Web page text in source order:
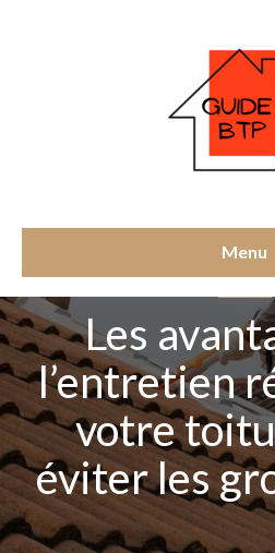
Menu
Les
l’entretien
votre
éviter les